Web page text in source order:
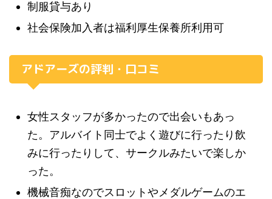
制服貸与あり
社会保険加入者は福利厚生保養所利用可
アドアーズの評判・口コミ
女性スタッフが多かったので出会いもあっ
た。アルバイト同士でよく遊びに行ったり飲
みに行ったりして、サークルみたいで楽しか
った。
機械音痴なのでスロットやメダルゲームのエ